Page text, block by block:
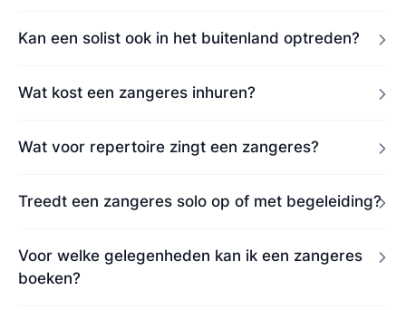
Kan een solist ook in het buitenland optreden?
Wat kost een zangeres inhuren?
Wat voor repertoire zingt een zangeres?
Treedt een zangeres solo op of met begeleiding?
Voor welke gelegenheden kan ik een zangeres
boeken?